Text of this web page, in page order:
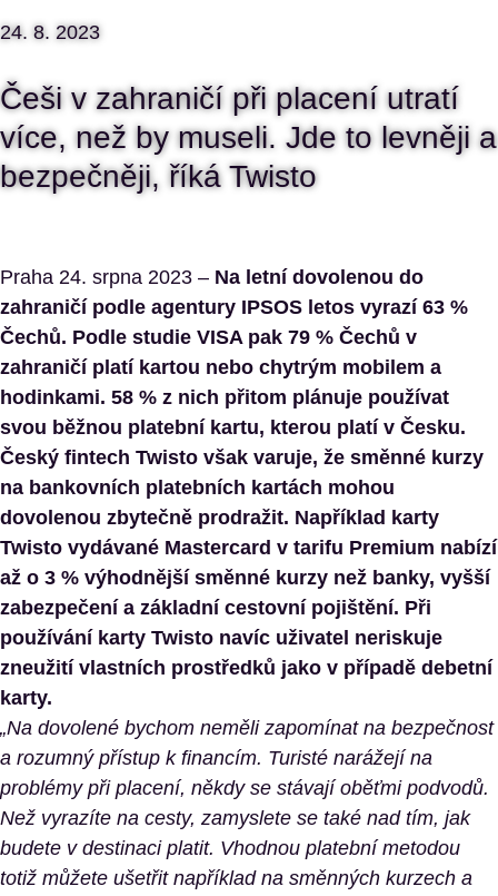
24. 8. 2023
Češi v zahraničí při placení utratí
více, než by museli. Jde to levněji a
bezpečněji, říká Twisto
Praha 24. srpna 2023 –⁠ Na letní dovolenou do
zahraničí podle agentury IPSOS letos vyrazí 63 %
Čechů. Podle studie VISA pak 79 % Čechů v
zahraničí platí kartou nebo chytrým mobilem a
hodinkami. 58 % z nich přitom plánuje používat
svou běžnou platební kartu, kterou platí v Česku.
Český fintech Twisto však varuje, že směnné kurzy
na bankovních platebních kartách mohou
dovolenou zbytečně prodražit. Například karty
Twisto vydávané Mastercard v tarifu Premium nabízí
až o 3 % výhodnější směnné kurzy než banky, vyšší
zabezpečení a základní cestovní pojištění. Při
používání karty Twisto navíc uživatel neriskuje
zneužití vlastních prostředků jako v případě debetní
karty.
„Na dovolené bychom neměli zapomínat na bezpečnost
a rozumný přístup k financím. Turisté narážejí na
problémy při placení, někdy se stávají oběťmi podvodů.
Než vyrazíte na cesty, zamyslete se také nad tím, jak
budete v destinaci platit. Vhodnou platební metodou
totiž můžete ušetřit například na směnných kurzech a